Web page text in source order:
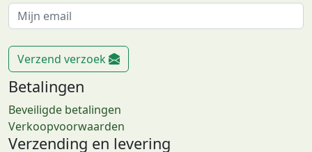
Verzend verzoek
Betalingen
Beveiligde betalingen
Verkoopvoorwaarden
Verzending en levering